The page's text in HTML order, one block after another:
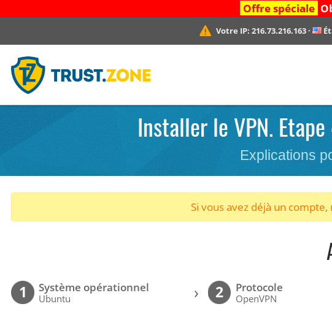
Offre spéciale
Votre IP: 216.73.216.163·
Installer le VPN.
Explications
Si vous avez déjà un
1 Système opérationnel
Ubuntu › 2 Protocole
OpenVPN